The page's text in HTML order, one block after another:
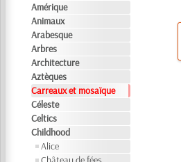
Amérique
Animaux
Arabesque
Arbres
Architecture
Aztèques
Carreaux et mosaïque
Céleste
Celtics
Childhood
Alice